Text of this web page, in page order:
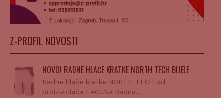
Z-PROFIL NOVOSTI
NOVO! RADNE HLAČE KRATKE NORTH TECH BIJELE
Radne hlače kratke NORTH TECH od
proizvođača LACUNA Radna…